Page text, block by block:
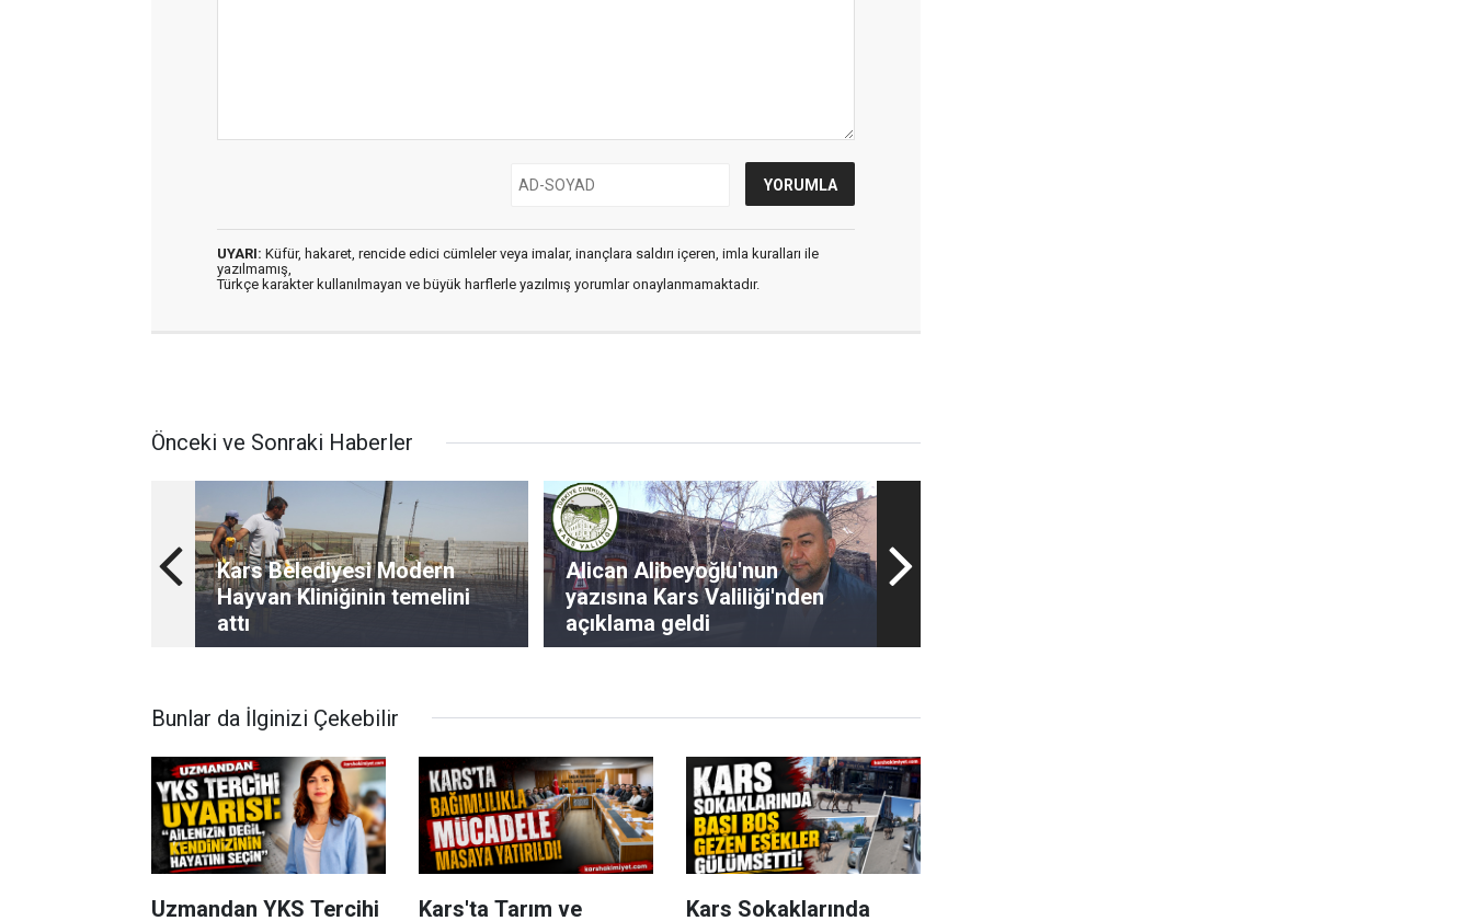
UYARI: Küfür, hakaret, rencide edici cümleler veya imalar, inançlara saldırı içeren, imla kuralları ile
yazılmamış,
Türkçe karakter kullanılmayan ve büyük harflerle yazılmış yorumlar onaylanmamaktadır.
Önceki ve Sonraki Haberler
Kars Belediyesi Modern
Hayvan Kliniğinin temelini
attı
Alican Alibeyoğlu'nun
yazısına Kars Valiliği'nden
açıklama geldi
Bunlar da İlginizi Çekebilir
Uzmandan YKS Tercihi Kars'ta Tarım ve Kars Sokaklarında